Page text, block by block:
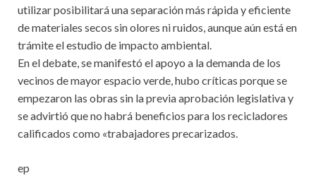
utilizar posibilitará una separación más rápida y eficiente
de materiales secos sin olores ni ruidos, aunque aún está en
trámite el estudio de impacto ambiental.
En el debate, se manifestó el apoyo a la demanda de los
vecinos de mayor espacio verde, hubo críticas porque se
empezaron las obras sin la previa aprobación legislativa y
se advirtió que no habrá beneficios para los recicladores
calificados como «trabajadores precarizados.
ep